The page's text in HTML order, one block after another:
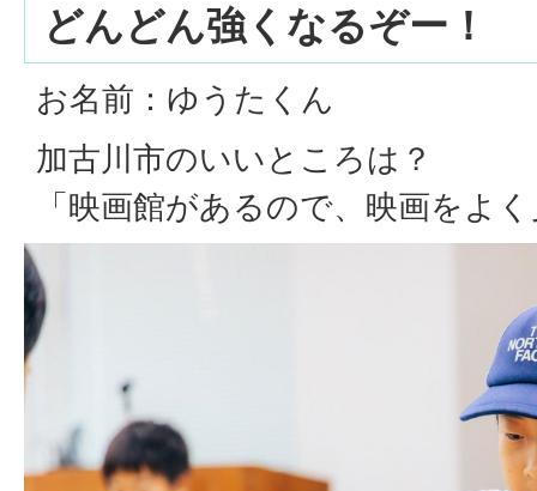
どんどん強くなるぞー！
お名前：ゆうたくん
加古川市のいいところは？
「映画館があるので、映画をよ